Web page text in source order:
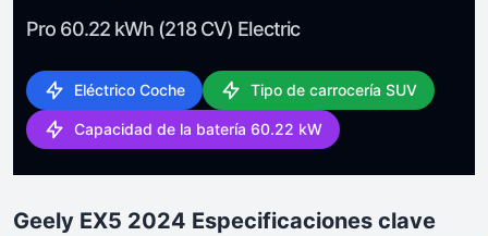
Pro 60.22 kWh (218 CV) Electric
Eléctrico Coche Tipo de carrocería SUV
Capacidad de la batería 60.22 kW
Geely EX5 2024 Especificaciones clave